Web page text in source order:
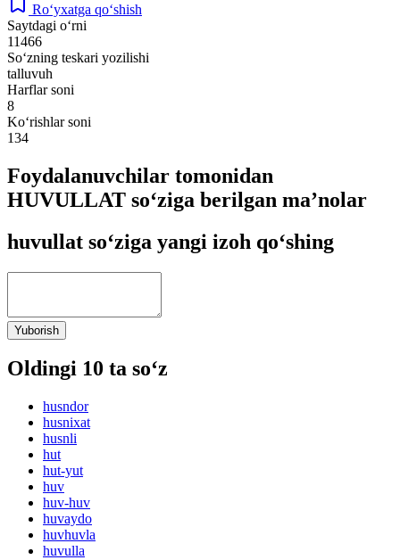
Ro‘yxatga qo‘shish
Saytdagi o‘rni
11466
So‘zning teskari yozilishi
talluvuh
Harflar soni
8
Ko‘rishlar soni
134
Foydalanuvchilar tomonidan
HUVULLAT so‘ziga berilgan ma’nolar
huvullat so‘ziga yangi izoh qo‘shing
Yuborish
Oldingi 10 ta so‘z
husndor
husnixat
husnli
hut
hut-yut
huv
huv-huv
huvaydo
huvhuvla
huvulla